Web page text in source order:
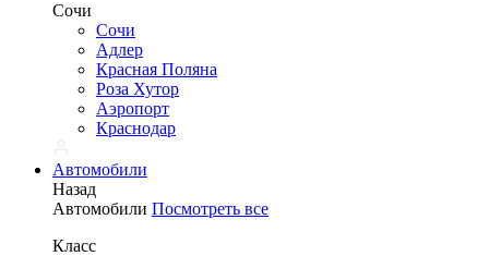
Сочи
Сочи
Адлер
Красная Поляна
Роза Хутор
Аэропорт
Краснодар
Автомобили
Назад
Автомобили Посмотреть все
Класс